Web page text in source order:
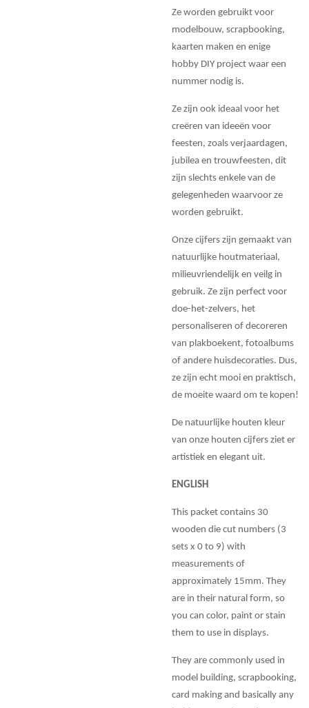
Ze worden gebruikt voor
modelbouw, scrapbooking,
kaarten maken en enige
hobby DIY project waar een
nummer nodig is.
Ze zijn ook ideaal voor het
creëren van ideeën voor
feesten, zoals verjaardagen,
jubilea en trouwfeesten, dit
zijn slechts enkele van de
gelegenheden waarvoor ze
worden gebruikt.
Onze cijfers zijn gemaakt van
natuurlijke houtmateriaal,
milieuvriendelijk en veilg in
gebruik. Ze zijn perfect voor
doe-het-zelvers, het
personaliseren of decoreren
van plakboekent, fotoalbums
of andere huisdecoraties. Dus,
ze zijn echt mooi en praktisch,
de moeite waard om te kopen!
De natuurlijke houten kleur
van onze houten cijfers ziet er
artistiek en elegant uit.
ENGLISH
This packet contains 30
wooden die cut numbers (3
sets x 0 to 9) with
measurements of
approximately 15mm. They
are in their natural form, so
you can color, paint or stain
them to use in displays.
They are commonly used in
model building, scrapbooking,
card making and basically any